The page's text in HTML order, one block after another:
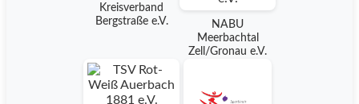
Kreisverband
Bergstraße e.V.
NABU
Meerbachtal
Zell/Gronau e.V.